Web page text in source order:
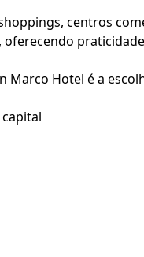
centros
Marco Hotel é a